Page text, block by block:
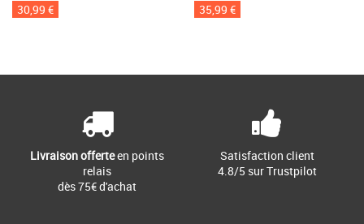
30,99 € 35,99 €
Livraison offerteen points
relais
dès 75€ d'achat
Satisfaction client
4.8/5 sur Trustpilot